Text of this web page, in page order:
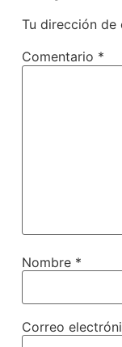
Tu dirección de
Comentario *
Nombre *
Correo